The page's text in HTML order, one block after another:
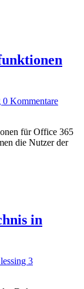
0 Kommentare
für Office 365
die Nutzer der
in
3